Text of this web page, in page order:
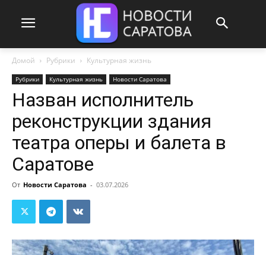
Домой Рубрики Культурная жизнь
Рубрики Культурная жизнь Новости Саратова
Назван исполнитель
реконструкции здания
театра оперы и балета в
Саратове
От Новости Саратова - 03.07.2026